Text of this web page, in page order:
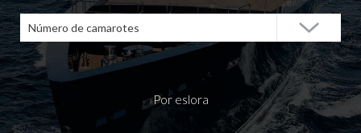
Número de camarotes
Por eslora